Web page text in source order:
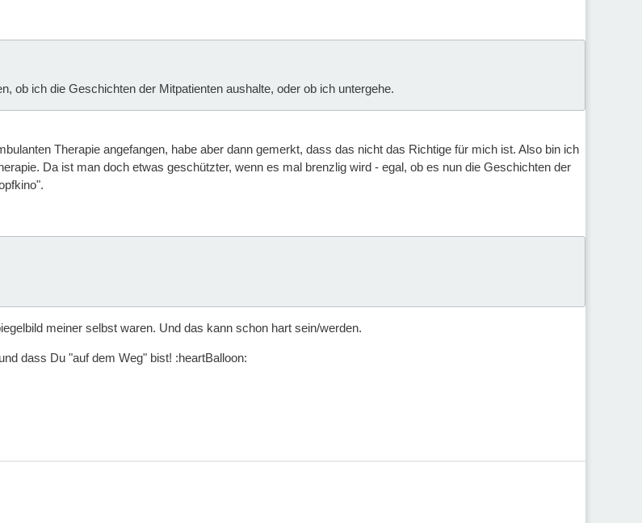
ob ich die Geschichten der Mitpatienten aushalte, oder ob ich untergehe.
Therapie angefangen, habe aber dann gemerkt, dass das nicht das Richtige für mich ist. Also bin ich
Da ist man doch etwas geschützter, wenn es mal brenzlig wird - egal, ob es nun die Geschichten der
meiner selbst waren. Und das kann schon hart sein/werden.
dass Du "auf dem Weg" bist! :heartBalloon: